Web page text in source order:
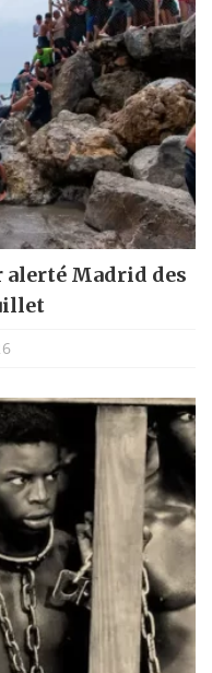
alerté Madrid des